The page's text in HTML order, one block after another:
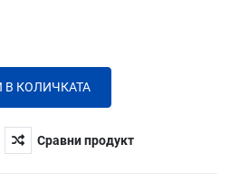
Сравни продукт